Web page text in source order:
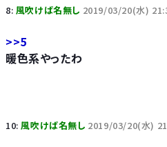
8: 風吹けば名無し 2019/03/20(水)
>>5
暖色系やったわ
10:風吹けば名無し 2019/03/20(水)